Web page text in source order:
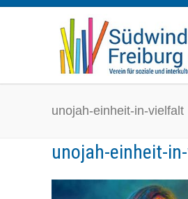
unojah-einheit-in-vielfalt
unojah-einheit-